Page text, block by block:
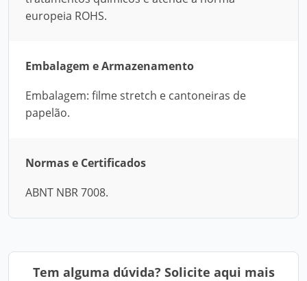
europeia ROHS.
Embalagem e Armazenamento
Embalagem: filme stretch e cantoneiras de
papelão.
Normas e Certificados
ABNT NBR 7008.
Tem alguma dúvida? Solicite aqui mais